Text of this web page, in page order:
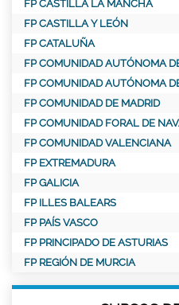
FP CASTILLA LA MANCHA
FP CASTILLA Y LEÓN
FP CATALUÑA
FP COMUNIDAD AUTÓNOMA
FP COMUNIDAD AUTÓNOMA
FP COMUNIDAD DE MADRID
FP COMUNIDAD FORAL DE
FP COMUNIDAD VALENCIANA
FP EXTREMADURA
FP GALICIA
FP ILLES BALEARS
FP PAÍS VASCO
FP PRINCIPADO DE ASTURIAS
FP REGIÓN DE MURCIA